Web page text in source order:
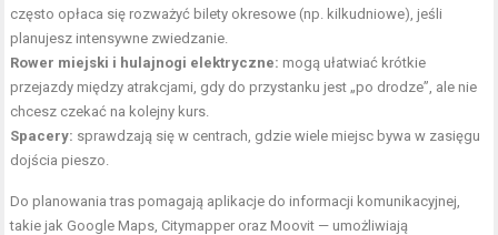
często opłaca się rozważyć bilety okresowe (np. kilkudniowe), jeśli
planujesz intensywne zwiedzanie.
Rower miejski i hulajnogi elektryczne: mogą ułatwiać krótkie
przejazdy między atrakcjami, gdy do przystanku jest „po drodze”, ale nie
chcesz czekać na kolejny kurs.
Spacery: sprawdzają się w centrach, gdzie wiele miejsc bywa w zasięgu
dojścia pieszo.
Do planowania tras pomagają aplikacje do informacji komunikacyjnej,
takie jak Google Maps, Citymapper oraz Moovit — umożliwiają